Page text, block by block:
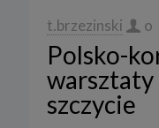
t.brzezinski o
Polsko-
warsztaty
szczycie